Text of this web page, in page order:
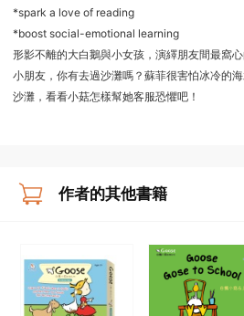
*spark a love of reading
*boost social-emotional learning
形影不離的大白鵝與小女孩，演繹朋友間最窩心
小朋友，你有去過沙灘嗎？蘇菲很害怕冰冷的
沙灘，看看小菇怎樣幫她客服恐懼吧！
作者的其他書籍